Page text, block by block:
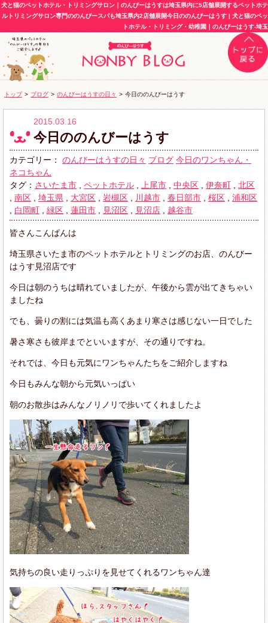
犬と猫のペットホテル・トリミングサロン｜のんびーはうすは埼玉県内に5店舗展開するペットホテ
ルトリミングサロン専門ののんびースパも埼玉県内2店舗展開今日ののんびーはうす | 犬と猫のペッ
トホテル・トリミング・幼稚園｜のんびーはうす-埼玉
トップ > ブログ > のんびーはうすの日々 > 今日ののんびーはうす
2015.03.16
今日ののんびーはうす
カテゴリー： のんびーはうすの日々 ブログ 今日のワンちゃん・
ネコちゃん
タグ： さいたま市 ペットホテル 上尾市 中央区 伊奈町
北区
南区 埼玉県 大宮区 岩槻区 川越市 春日部市 桜区
浦和区
白岡町 緑区 蓮田市 見沼区 見沼店 越谷市
皆さんこんばんは
埼玉県さいたま市のペットホテルとトリミングのお店、のんびー
はうす見沼店です
今日は朝のうちは晴れていましたが、午後から雲が出てきちゃい
ましたね
でも、曇りの割には気温も高くあまり寒さは感じない一日でした
暑さ寒さも彼岸までといいますが、その通りですね。
それでは、今日も元気にワンちゃんたちをご紹介しますね
今日もみんな朝から元気いっぱい
朝のお散歩はみんなノリノリで歩いてくれましたよ
気持ちの良い走りっぷりを見せてくれるワンちゃん達